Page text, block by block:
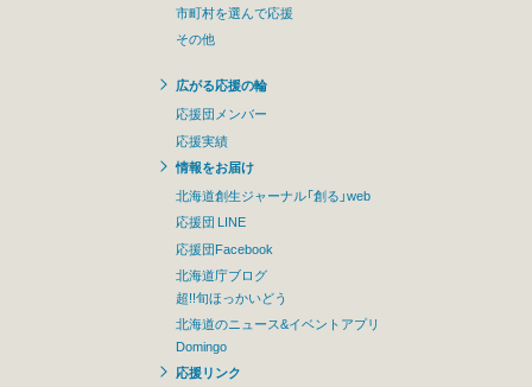
市町村を選んで応援
その他
広がる応援の輪
応援団メンバー
応援実績
情報をお届け
北海道創生ジャーナル「創る」web
応援団 LINE
応援団Facebook
北海道庁ブログ
超!!旬ほっかいどう
北海道のニュース&イベントアプリ
Domingo
応援リンク